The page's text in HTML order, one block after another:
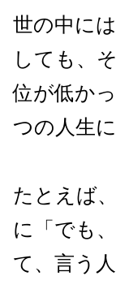
世の中に
しても、
位が低か
つの人生
たとえば
に「でも
て、言う人